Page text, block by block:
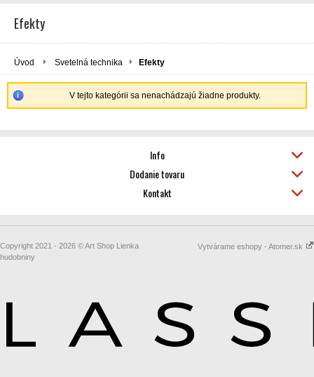
Efekty
Úvod Svetelná technika Efekty
V tejto kategórii sa nenachádzajú žiadne produkty.
Info
Dodanie tovaru
Kontakt
Copyright 2021 - 2026 © Art Shop Lienka
hudobniny
Vytvárame eshopy - Atomer.sk